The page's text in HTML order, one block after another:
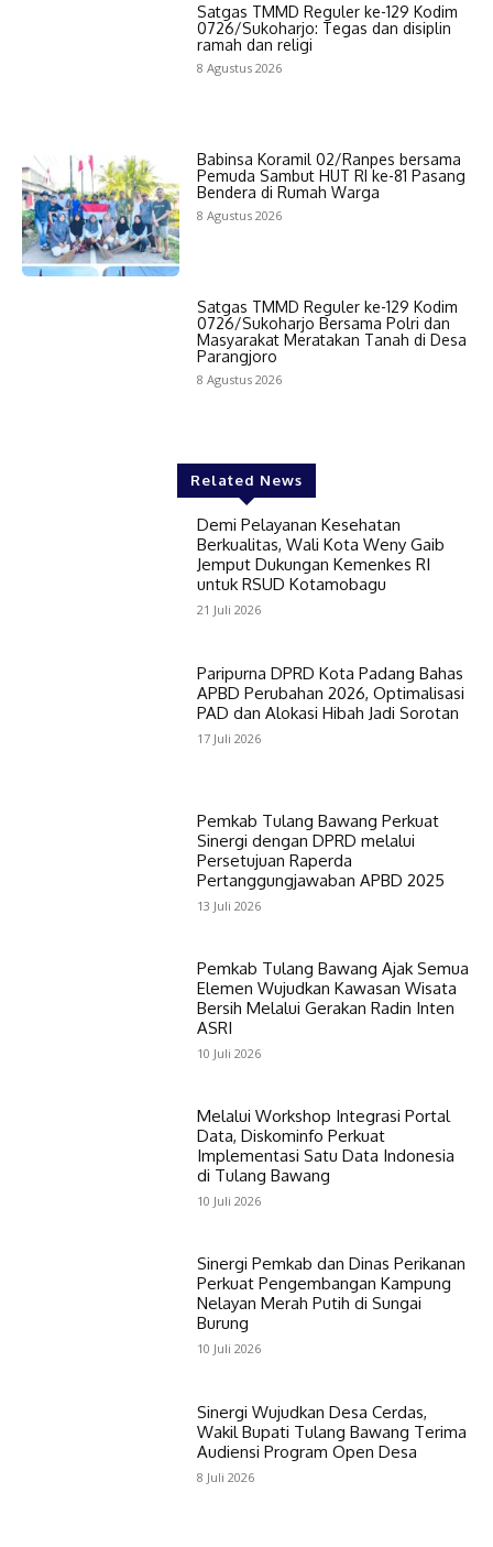
‎Satgas TMMD Reguler ke-129 Kodim
0726/Sukoharjo: Tegas dan disiplin
ramah dan religi
8 Agustus 2026
Babinsa Koramil 02/Ranpes bersama
Pemuda Sambut HUT RI ke-81 Pasang
Bendera di Rumah Warga
8 Agustus 2026
Satgas TMMD Reguler ke-129 Kodim
0726/Sukoharjo Bersama Polri dan
Masyarakat Meratakan Tanah di Desa
Parangjoro
8 Agustus 2026
Related News
Demi Pelayanan Kesehatan
Berkualitas, Wali Kota Weny Gaib
Jemput Dukungan Kemenkes RI
untuk RSUD Kotamobagu
21 Juli 2026
Paripurna DPRD Kota Padang Bahas
APBD Perubahan 2026, Optimalisasi
PAD dan Alokasi Hibah Jadi Sorotan
17 Juli 2026
Pemkab Tulang Bawang Perkuat
Sinergi dengan DPRD melalui
Persetujuan Raperda
Pertanggungjawaban APBD 2025
13 Juli 2026
Pemkab Tulang Bawang Ajak Semua
Elemen Wujudkan Kawasan Wisata
Bersih Melalui Gerakan Radin Inten
ASRI
10 Juli 2026
Melalui Workshop Integrasi Portal
Data, Diskominfo Perkuat
Implementasi Satu Data Indonesia
di Tulang Bawang
10 Juli 2026
Sinergi Pemkab dan Dinas Perikanan
Perkuat Pengembangan Kampung
Nelayan Merah Putih di Sungai
Burung
10 Juli 2026
Sinergi Wujudkan Desa Cerdas,
Wakil Bupati Tulang Bawang Terima
Audiensi Program Open Desa
8 Juli 2026